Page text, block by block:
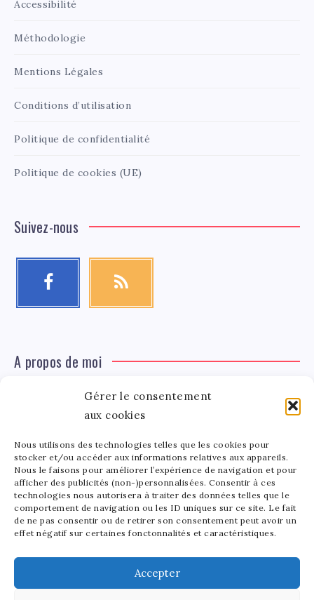
Gérer le consentement
aux cookies
Nous utilisons des technologies telles que les cookies pour
stocker et/ou accéder aux informations relatives aux appareils.
Nous le faisons pour améliorer l’expérience de navigation et pour
afficher des publicités (non-)personnalisées. Consentir à ces
technologies nous autorisera à traiter des données telles que le
comportement de navigation ou les ID uniques sur ce site. Le fait
de ne pas consentir ou de retirer son consentement peut avoir un
effet négatif sur certaines fonctonnalités et caractéristiques.
Accepter
Accessibilité
Méthodologie
Mentions Légales
Conditions d’utilisation
Politique de confidentialité
Politique de cookies (UE)
Suivez-nous
A propos de moi
Tinger
Léa Tinger
Fondatrice
Fondatrice de FortunedeStar.com, je fusionne ma
passion pour les cultures et l'économie des célébrités.
Entre la gestion de mon site et la poterie, je trouve le
bonheur dans l'équilibre de mes activités. Mère d'un
bout de chou de 5 ans, je partage avec lui l'amour de
l'art sous toutes ses formes.